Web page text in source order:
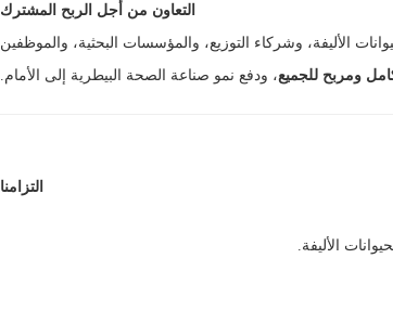
التعاون من أجل الربح المشترك
الأليفة، وشركاء التوزيع، والمؤسسات البحثية، والموظفين
ومربح للجميع، ودفع نمو صناعة الصحة البيطرية إلى الأمام.
التزامنا